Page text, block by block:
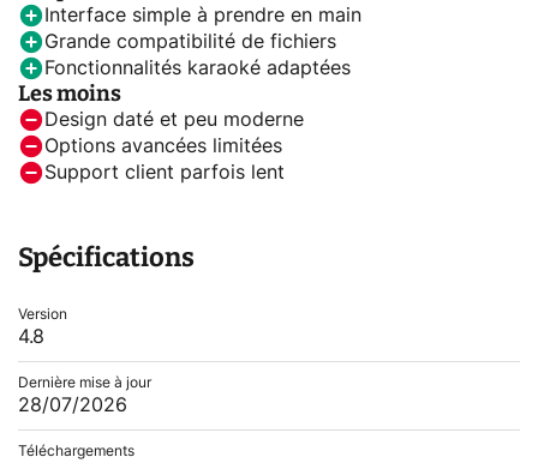
Interface simple à prendre en main
Grande compatibilité de fichiers
Fonctionnalités karaoké adaptées
Les moins
Design daté et peu moderne
Options avancées limitées
Support client parfois lent
Spécifications
Version
4.8
Dernière mise à jour
28/07/2026
Téléchargements